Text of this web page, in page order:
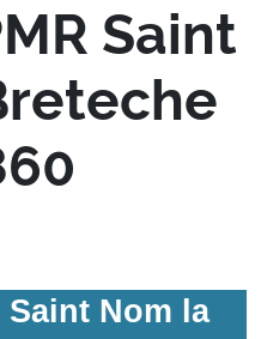
Saint
Saint Nom la